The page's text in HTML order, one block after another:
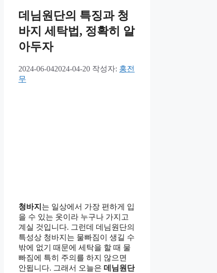
데님원단의 특징과 청
바지 세탁법, 정확히 알
아두자
2024-06-042024-04-20 작성자: 홍전
무
청바지 는 일상에서 가장 편하게 입
을 수 있는 옷이라 누구나 가지고
계실 것입니다. 그런데 데님원단의
특성상 청바지는 물빠짐이 생길 수
밖에 없기 때문에 세탁을 할 때 물
빠짐에 특히 주의를 하지 않으면
안됩니다. 그래서 오늘은 데님원단